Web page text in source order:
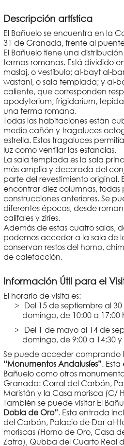
Descripción artística
El Bañuelo se encuentra en la
31 de Granada, frente al
El Bañuelo tiene una
termas romanas. Está dividido
maslaj, o vestíbulo; al-bayt al-
wastani, o sala templada; y al-
caliente, que corresponden
apodyterium, frigidarium,
una terma romana.
Todas las habitaciones están
medio cañón y tragaluces
estrella. Estos tragaluces
luz como ventilar las estancias.
La sala templada es la sala
más amplia y decorada del
parte del revestimiento original.
encontrar diez columnas, todas
construcciones anteriores. Se
diferentes épocas, desde
califales y ziríes.
Además de estas cuatro salas,
podemos acceder a la sala de
conservan restos del horno,
de calefacción.
Información Útil para el
El horario de visita es:
Del 15 de septiembre al
domingo, de 10:00 a 17:00
Del 1 de mayo al 14 de
domingo, de 9:00 a 14:30
Se puede acceder comprando
“Monumentos Andalusíes”.
Bañuelo como otros
Granada: Corral del Carbón,
Maristán y la Casa morisca (C/
También se puede visitar El
Dobla de Oro”. Esta entrada
del Carbón, Palacio de Dar al-
moriscas (Horno de Oro, Casa
Zafra), Qubba del Cuarto Real